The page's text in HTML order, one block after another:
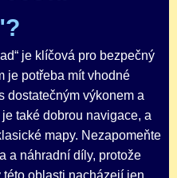
je klíčová pro bezpečný
je potřeba mít vhodné
dostatečným výkonem a
také dobrou navigace, a
mapy. Nezapomeňte
a náhradní díly, protože
oblasti nacházejí jen